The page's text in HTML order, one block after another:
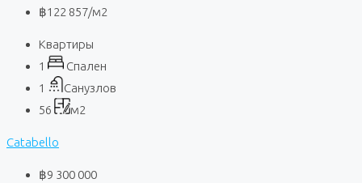
฿122 857/м2
Квартиры
1
Спален
1
Санузлов
56
м2
Catabello
฿9 300 000